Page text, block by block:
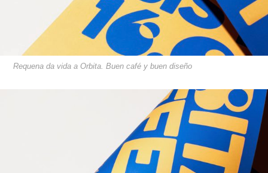
Requena da vida a Orbita. Buen café y buen diseño